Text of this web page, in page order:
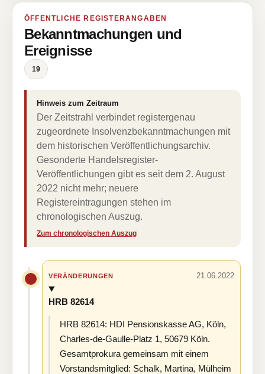
ÖFFENTLICHE REGISTERANGABEN
Bekanntmachungen und
Ereignisse
19
Hinweis zum Zeitraum
Der Zeitstrahl verbindet registergenau
zugeordnete Insolvenzbekanntmachungen mit
dem historischen Veröffentlichungsarchiv.
Gesonderte Handelsregister-
Veröffentlichungen gibt es seit dem 2. August
2022 nicht mehr; neuere
Registereintragungen stehen im
chronologischen Auszug.
Zum chronologischen Auszug
VERÄNDERUNGEN 21.06.2022
HRB 82614
HRB 82614: HDI Pensionskasse AG, Köln,
Charles-de-Gaulle-Platz 1, 50679 Köln.
Gesamtprokura gemeinsam mit einem
Vorstandsmitglied: Schalk, Martina, Mülheim